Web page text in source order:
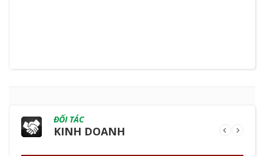
ĐỐI TÁC
KINH DOANH